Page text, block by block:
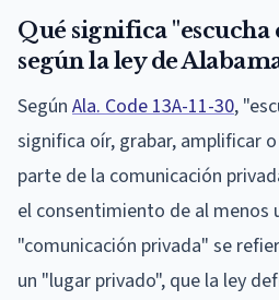
Qué significa "escucha
según la ley de
Según Ala. Code 13A-11-30,
significa oír, grabar, amplificar
parte de la comunicación
el consentimiento de al menos
"comunicación privada" se
un "lugar privado", que la ley